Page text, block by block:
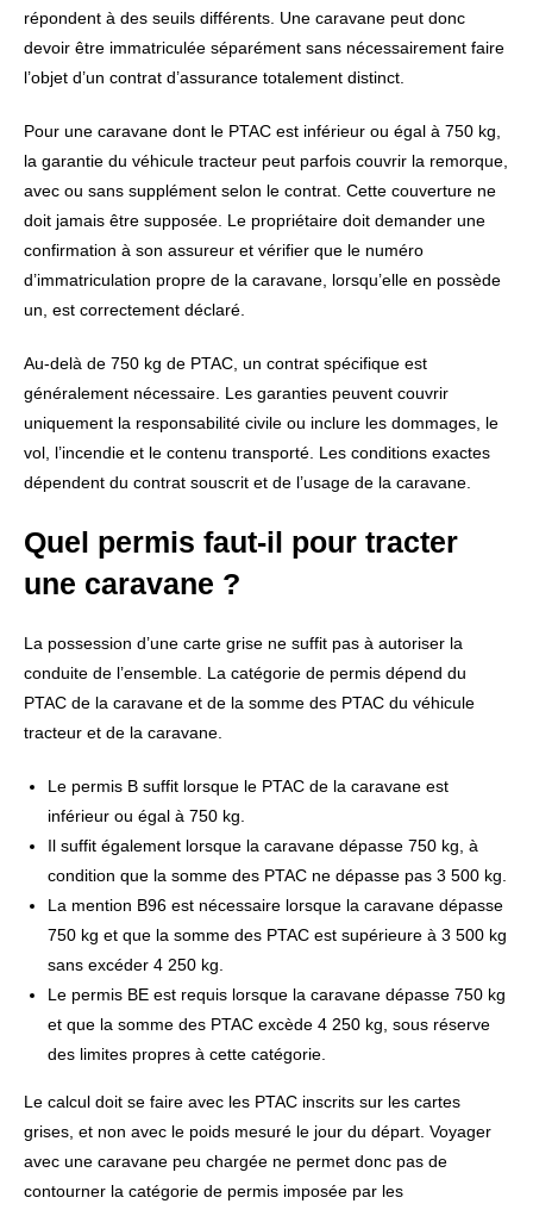
répondent à des seuils différents. Une caravane peut donc
devoir être immatriculée séparément sans nécessairement faire
l’objet d’un contrat d’assurance totalement distinct.
Pour une caravane dont le PTAC est inférieur ou égal à 750 kg,
la garantie du véhicule tracteur peut parfois couvrir la remorque,
avec ou sans supplément selon le contrat. Cette couverture ne
doit jamais être supposée. Le propriétaire doit demander une
confirmation à son assureur et vérifier que le numéro
d’immatriculation propre de la caravane, lorsqu’elle en possède
un, est correctement déclaré.
Au-delà de 750 kg de PTAC, un contrat spécifique est
généralement nécessaire. Les garanties peuvent couvrir
uniquement la responsabilité civile ou inclure les dommages, le
vol, l’incendie et le contenu transporté. Les conditions exactes
dépendent du contrat souscrit et de l’usage de la caravane.
Quel permis faut-il pour tracter
une caravane ?
La possession d’une carte grise ne suffit pas à autoriser la
conduite de l’ensemble. La catégorie de permis dépend du
PTAC de la caravane et de la somme des PTAC du véhicule
tracteur et de la caravane.
Le permis B suffit lorsque le PTAC de la caravane est
inférieur ou égal à 750 kg.
Il suffit également lorsque la caravane dépasse 750 kg, à
condition que la somme des PTAC ne dépasse pas 3 500 kg.
La mention B96 est nécessaire lorsque la caravane dépasse
750 kg et que la somme des PTAC est supérieure à 3 500 kg
sans excéder 4 250 kg.
Le permis BE est requis lorsque la caravane dépasse 750 kg
et que la somme des PTAC excède 4 250 kg, sous réserve
des limites propres à cette catégorie.
Le calcul doit se faire avec les PTAC inscrits sur les cartes
grises, et non avec le poids mesuré le jour du départ. Voyager
avec une caravane peu chargée ne permet donc pas de
contourner la catégorie de permis imposée par les